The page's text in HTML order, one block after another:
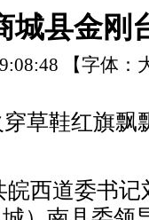
县金刚
【字体：
草鞋红旗
西道委书记